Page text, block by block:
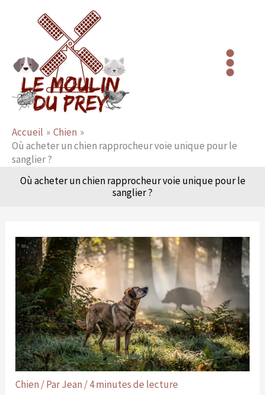
Accueil
Chien
Où acheter un chien rapprocheur voie unique pour le
sanglier ?
Où acheter un chien rapprocheur voie unique pour le
sanglier ?
Chien / ParJean /4 minutes de lecture